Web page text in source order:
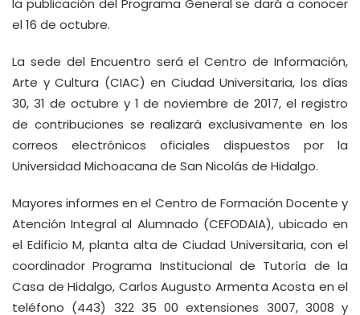
la publicación del Programa General se dará a conocer
el 16 de octubre.
La sede del Encuentro será el Centro de Información,
Arte y Cultura (CIAC) en Ciudad Universitaria, los días
30, 31 de octubre y 1 de noviembre de 2017, el registro
de contribuciones se realizará exclusivamente en los
correos electrónicos oficiales dispuestos por la
Universidad Michoacana de San Nicolás de Hidalgo.
Mayores informes en el Centro de Formación Docente y
Atención Integral al Alumnado (CEFODAIA), ubicado en
el Edificio M, planta alta de Ciudad Universitaria, con el
coordinador Programa Institucional de Tutoría de la
Casa de Hidalgo, Carlos Augusto Armenta Acosta en el
teléfono (443) 322 35 00 extensiones 3007, 3008 y